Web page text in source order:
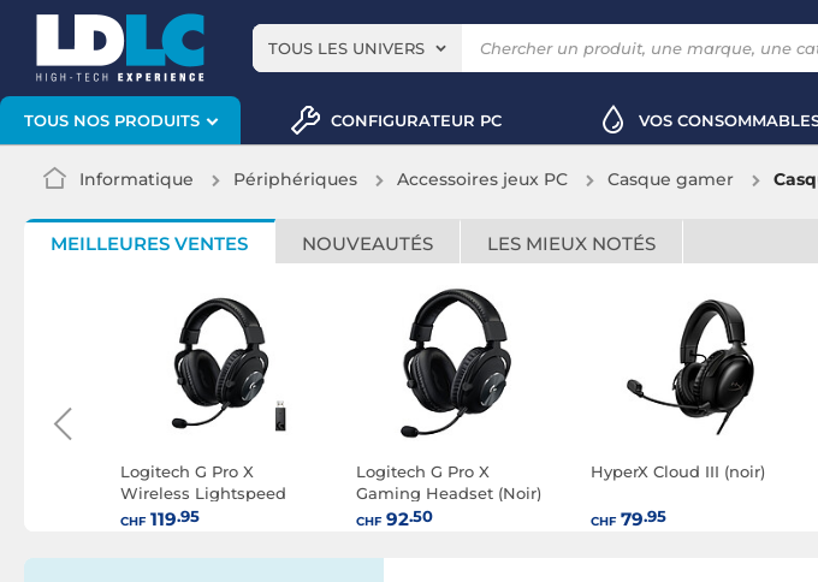
TOUS LES UNIVERS
TOUS NOS PRODUITS CONFIGURATEUR PC VOS
Informatique Périphériques Accessoires jeux PC Casque gamer
MEILLEURES VENTES NOUVEAUTÉS LES MIEUX NOTÉS
Logitech G Pro X
Wireless Lightspeed
Gaming Headset (Noir)
CHF119.95
Logitech G Pro X
Gaming Headset (Noir)
CHF92.50
HyperX Cloud III (noir)
CHF79.95